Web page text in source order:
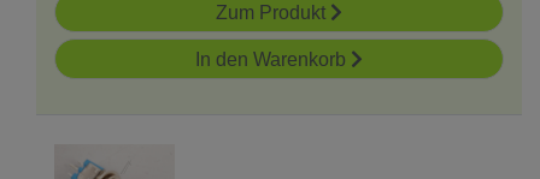
Zum Produkt
In den Warenkorb